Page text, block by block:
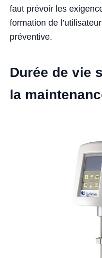
faut prévoir les
formation de
préventive.
Durée de vie
la